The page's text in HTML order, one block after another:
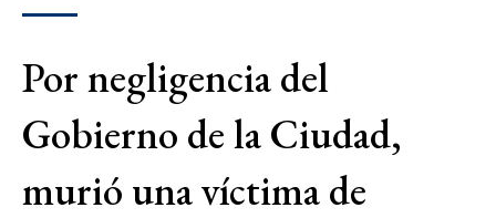
Por negligencia del
Gobierno de la Ciudad,
murió una víctima de